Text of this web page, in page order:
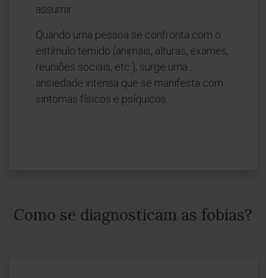
assumir.
Quando uma pessoa se confronta com o
estímulo temido (animais, alturas, exames,
reuniões sociais, etc.), surge uma
ansiedade intensa que se manifesta com
sintomas físicos e psíquicos.
Como se diagnosticam as fobias?